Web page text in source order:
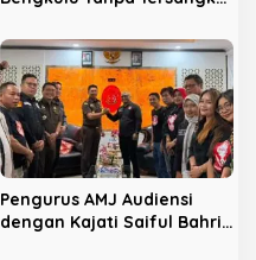
Pengurus AMJ Audiensi
dengan Kajati Saiful Bahri